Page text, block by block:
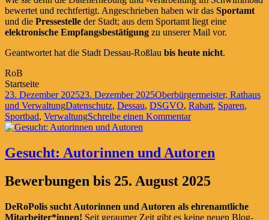
bewertet und rechtfertigt. Angeschrieben haben wir das Sportamt
und die Pressestelle der Stadt; aus dem Sportamt liegt eine
elektronische Empfangsbestätigung zu unserer Mail vor.
Geantwortet hat die Stadt Dessau-Roßlau bis heute nicht.
RoB
Startseite
Veröffentlicht
am
23. Dezember 202523. Dezember 2025Kategorien
Oberbürgermeister, Rathaus
und VerwaltungSchlagwörter
Datenschutz, Dessau, DSGVO, Rabatt, Sparen,
Sportbad, VerwaltungSchreibe einen Kommentarzu
Daten
Gesucht: Autorinnen und Autoren
Bewerbungen bis 25. August 2025
DeRoPolis sucht Autorinnen und Autoren als ehrenamtliche
Mitarbeiter*innen! Seit geraumer Zeit gibt es keine neuen Blog-